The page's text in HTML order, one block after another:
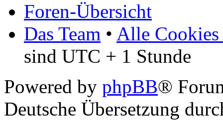
Foren-Übersicht
Das Team • Alle Cookies
sind UTC + 1 Stunde
Powered by phpBB®
Deutsche Übersetzung